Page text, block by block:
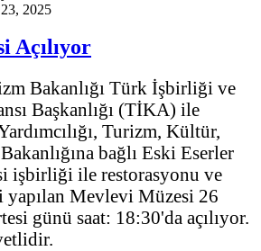
2025
Açılıyor
Bakanlığı Türk İşbirliği ve
Başkanlığı (TİKA) ile
Turizm, Kültür,
bağlı Eski Eserler
işbirliği ile restorasyonu ve
yapılan Mevlevi Müzesi 26
günü saat: 18:30'da açılıyor.